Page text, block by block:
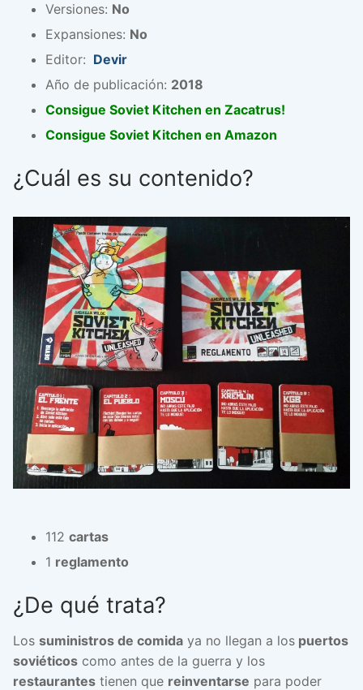
Versiones: No
Expansiones: No
Editor: Devir
Año de publicación: 2018
Consigue Soviet Kitchen en Zacatrus!
Consigue Soviet Kitchen en Amazon
¿Cuál es su contenido?
112 cartas
1 reglamento
¿De qué trata?
Los suministros de comida ya no llegan a los puertos
soviéticos como antes de la guerra y los
restaurantes tienen que reinventarse para poder